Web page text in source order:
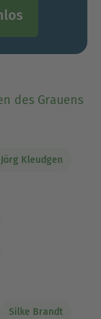
des Grauens
Jörg Kleudgen
Silke Brandt